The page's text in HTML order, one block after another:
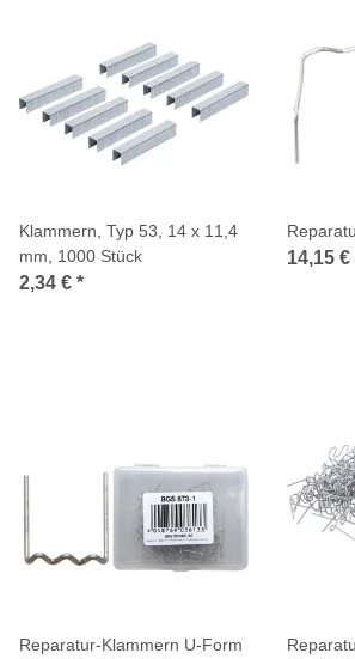
Klammern, Typ 53, 14 x 11,4
mm, 1000 Stück
2,34 € *
14,15 €
Reparatur-Klammern U-Form